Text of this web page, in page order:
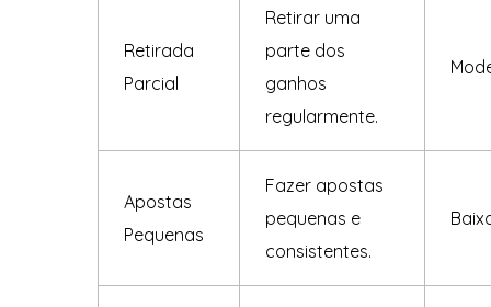
Retirada
Parcial
Retirar uma
parte dos
ganhos
regularmente.
Apostas
Pequenas
Fazer apostas
pequenas e
consistentes.